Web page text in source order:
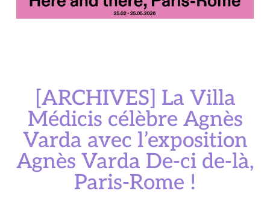
[ARCHIVES] La Villa
Médicis célèbre Agnès
Varda avec l’exposition
Agnès Varda De-ci de-là,
Paris-Rome !